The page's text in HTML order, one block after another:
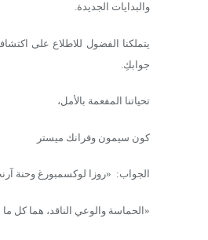
والبدايات الجديدة.
يتملكنا الفضول للاطلاع على
جوابكِ.
تحياتنا المفعمة بالأمل،
كون سيمون وفرانك ميستر
الجواب: «روزا لوكسمبورغ وحنة
«الحماسة والوعي الناقد، هما كل ما